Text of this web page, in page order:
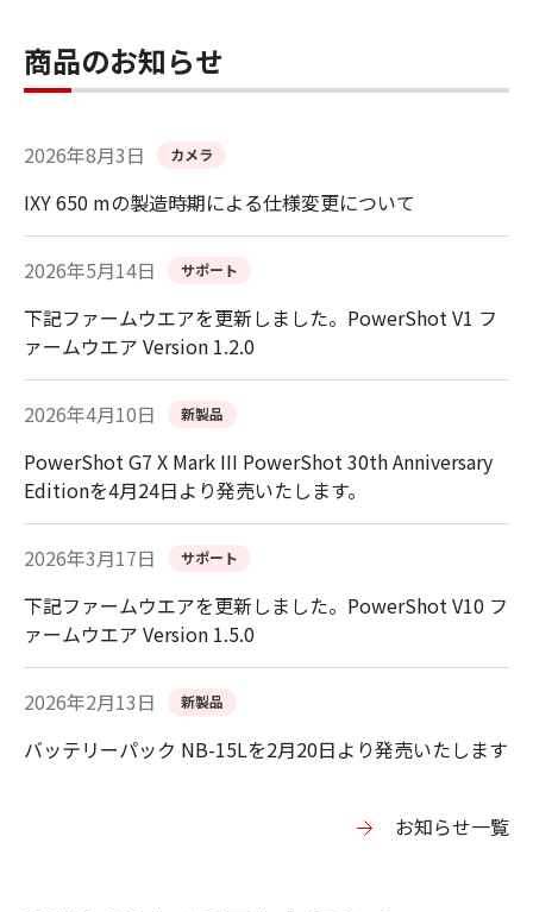
商品のお知らせ
2026年8月3日 カメラ
IXY 650 mの製造時期による仕様変更について
2026年5月14日 サポート
下記ファームウエアを更新しました。PowerShot V1 フ
ァームウエア Version 1.2.0
2026年4月10日 新製品
PowerShot G7 X Mark III PowerShot 30th Anniversary
Editionを4月24日より発売いたします。
2026年3月17日 サポート
下記ファームウエアを更新しました。PowerShot V10 フ
ァームウエア Version 1.5.0
2026年2月13日 新製品
バッテリーパック NB-15Lを2月20日より発売いたします
お知らせ一覧